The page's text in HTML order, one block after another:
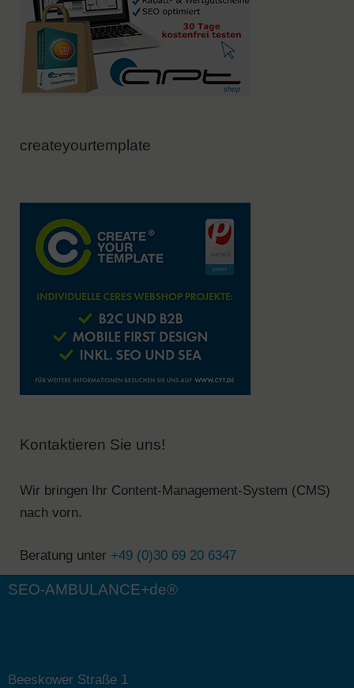
createyourtemplate
Kontaktieren Sie uns!
Wir bringen Ihr Content-Management-System (CMS)
nach vorn.
Beratung unter +49 (0)30 69 20 6347
SEO-AMBULANCE+de®
Beeskower Straße 1